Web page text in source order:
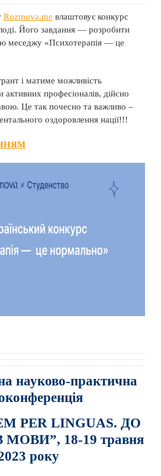
Rozmova.me влаштовує конкурс
Його завдання — розробити
меседжу «Психотерапія — це
і матиме можливість
професіоналів, дійсно
Це так почесно та важливо –
оздоровлення нації!!!
науково-практична
PER LINGUAS. ДО
МОВИ”, 18-19 травня
року